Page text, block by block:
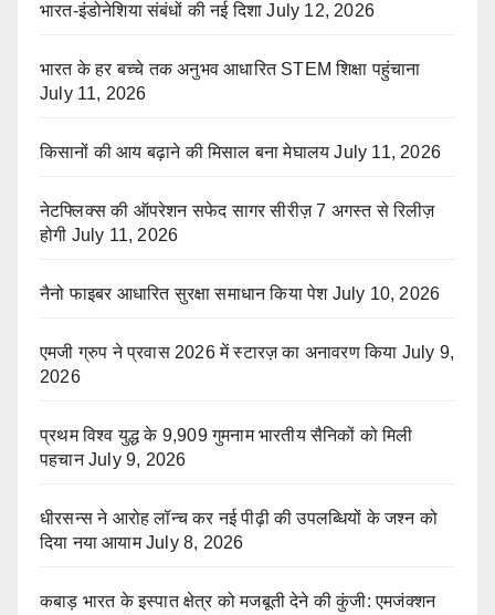
भारत-इंडोनेशिया संबंधों की नई दिशा July 12, 2026
भारत के हर बच्चे तक अनुभव आधारित STEM शिक्षा पहुंचाना
July 11, 2026
किसानों की आय बढ़ाने की मिसाल बना मेघालय July 11, 2026
नेटफ्लिक्स की ऑपरेशन सफेद सागर सीरीज़ 7 अगस्त से रिलीज़
होगी July 11, 2026
नैनो फाइबर आधारित सुरक्षा समाधान किया पेश July 10, 2026
एमजी ग्रुप ने प्रवास 2026 में स्टारज़ का अनावरण किया July 9,
2026
प्रथम विश्व युद्ध के 9,909 गुमनाम भारतीय सैनिकों को मिली
पहचान July 9, 2026
धीरसन्स ने आरोह लॉन्च कर नई पीढ़ी की उपलब्धियों के जश्न को
दिया नया आयाम July 8, 2026
कबाड़ भारत के इस्पात क्षेत्र को मजबूती देने की कुंजी: एमजंक्शन